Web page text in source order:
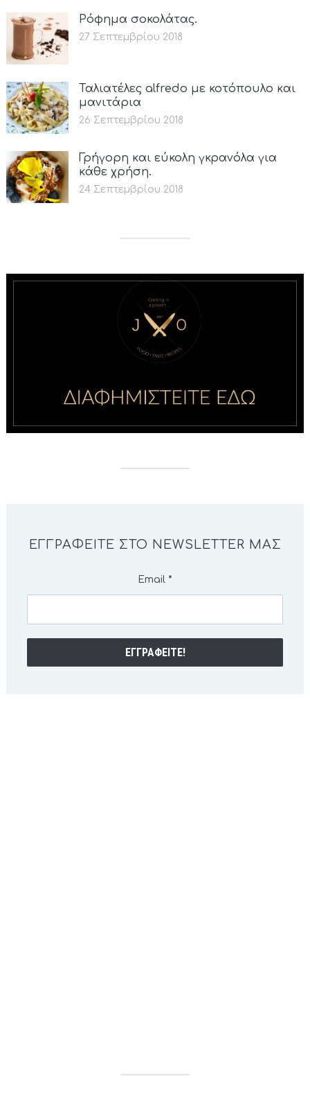
Ρόφημα σοκολάτας.
27 Σεπτεμβρίου 2018
Ταλιατέλες alfredo με κοτόπουλο και
μανιτάρια
26 Σεπτεμβρίου 2018
Γρήγορη και εύκολη γκρανόλα για
κάθε χρήση.
24 Σεπτεμβρίου 2018
ΕΓΓΡΑΦΕΊΤΕ ΣΤΟ NEWSLETTER ΜΑΣ
Email *